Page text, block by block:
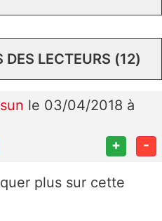
DES LECTEURS (12)
le 03/04/2018 à
+ -
plus sur cette